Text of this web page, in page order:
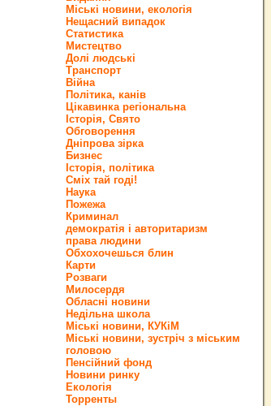
Міські новини, екологія
Нещасний випадок
Статистика
Мистецтво
Долі людські
Транспорт
Війна
Політика, канів
Цікавинка регіональна
Історія, Свято
Обговорення
Дніпрова зірка
Бизнес
Історія, політика
Сміх тай годі!
Наука
Пожежа
Криминал
демократія і авторитаризм
права людини
Обхохочешься блин
Карти
Розваги
Милосердя
Обласні новини
Недільна школа
Міські новини, КУКіМ
Міські новини, зустріч з міським
головою
Пенсійний фонд
Новини ринку
Екологія
Торренты